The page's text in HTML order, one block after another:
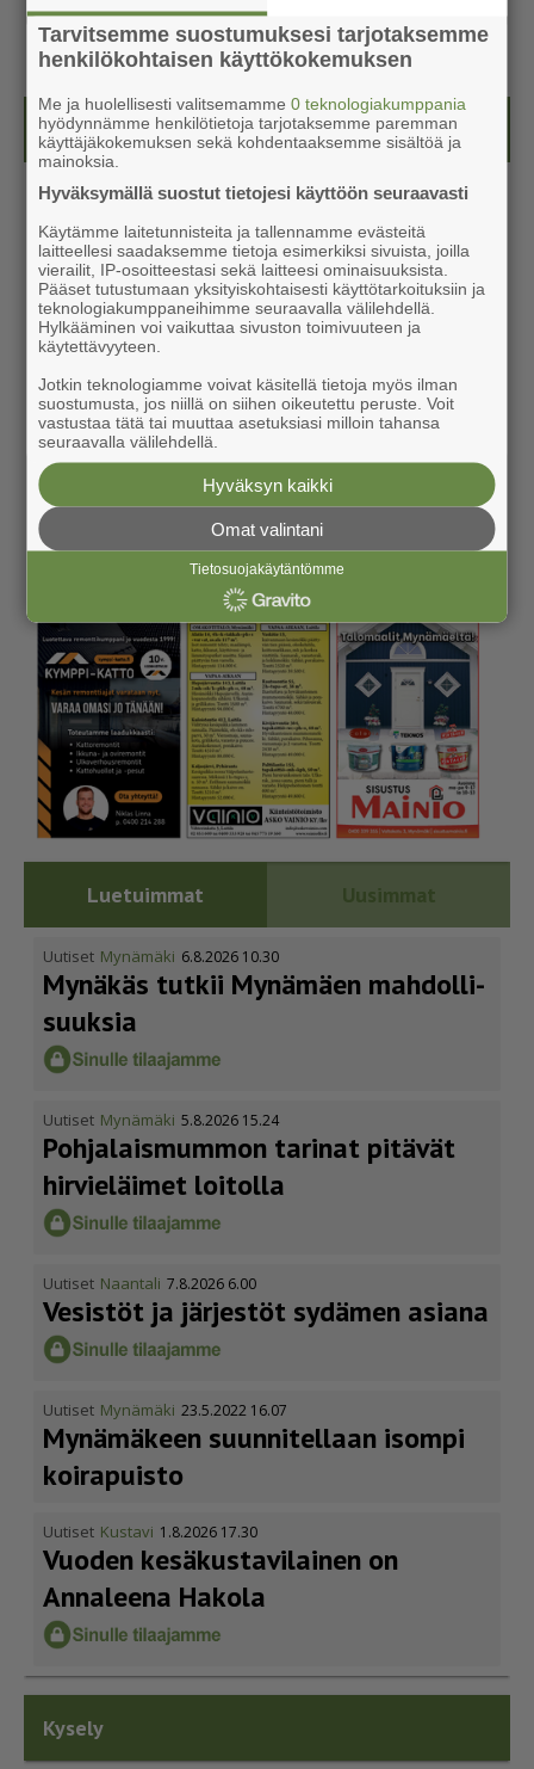
Kesälehti (ilmainen)
Luetuimmat Uusimmat
Uutiset Mynämäki 6.8.2026 10.30
Mynäkäs tutkii Mynämäen mahdol­li­
suuksia
Uutiset Mynämäki 5.8.2026 15.24
Pohja­lais­mummon tarinat pitävät
hirvieläimet loitolla
Uutiset Naantali 7.8.2026 6.00
Vesistöt ja järjestöt sydämen asiana
Uutiset Mynämäki 23.5.2022 16.07
Mynämäkeen suunnitellaan isompi
koirapuisto
Uutiset Kustavi 1.8.2026 17.30
Vuoden kesäkus­ta­vi­lainen on
Annaleena Hakola
Kysely
Tarvitsemme suostumuksesi tarjotaksemme
henkilökohtaisen käyttökokemuksen
Me ja huolellisesti valitsemamme0 teknologiakumppania
hyödynnämme henkilötietoja tarjotaksemme paremman
käyttäjäkokemuksen sekä kohdentaaksemme sisältöä ja
mainoksia.
Hyväksymällä suostut tietojesi käyttöön seuraavasti
Käytämme laitetunnisteita ja tallennamme evästeitä
laitteellesi saadaksemme tietoja esimerkiksi sivuista, joilla
vierailit, IP-osoitteestasi sekä laitteesi ominaisuuksista.
Pääset tutustumaan yksityiskohtaisesti käyttötarkoituksiin ja
teknologiakumppaneihimme seuraavalla välilehdellä.
Hylkääminen voi vaikuttaa sivuston toimivuuteen ja
käytettävyyteen.
Jotkin teknologiamme voivat käsitellä tietoja myös ilman
suostumusta, jos niillä on siihen oikeutettu peruste. Voit
vastustaa tätä tai muuttaa asetuksiasi milloin tahansa
seuraavalla välilehdellä.
Hyväksyn kaikki
Omat valintani
Tietosuojakäytäntömme